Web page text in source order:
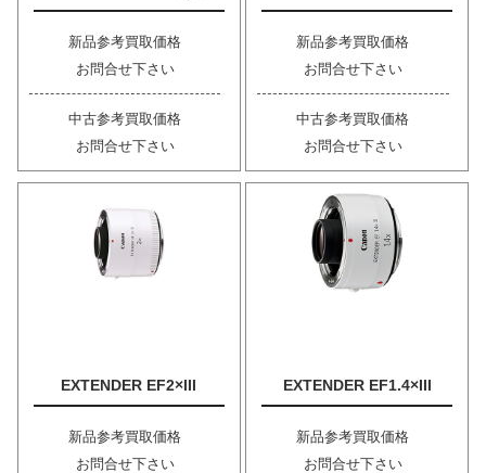
新品参考買取価格
お問合せ下さい
中古参考買取価格
お問合せ下さい
新品参考買取価格
お問合せ下さい
中古参考買取価格
お問合せ下さい
EXTENDER EF2×III
新品参考買取価格
お問合せ下さい
EXTENDER EF1.4×III
新品参考買取価格
お問合せ下さい